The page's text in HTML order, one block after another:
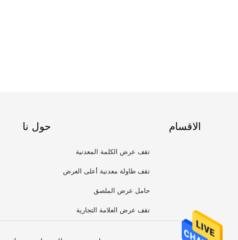
الاقسام
تقف عرض الكلمة المعدنية
تقف طاولة معدنية أعلى العرض
حامل عرض الملصق
تقف عرض العلامة التجارية
حول نا